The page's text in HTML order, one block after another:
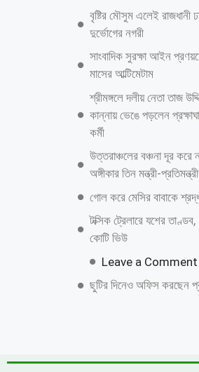
বৃষ্টির মৌসুম এলেই রাজধানী
দুর্ভোগের নগরী
সাংবাদিক সুরক্ষা আইন
মাসের আল্টিমেটাম
শ্রীমঙ্গলে দলীয় নেতা তাজ
কান্নায় ভেঙে পড়লেন
কর্মী
উত্তরাঞ্চলের বঞ্চনা দূর করে
অঙ্গীকার তিন মন্ত্রী-
গোল করে মেসির বাবাকে
টক্সিক ট্রেলারে যশের
কোটি ভিউ
Leave a
ছুটির দিনেও অফিস করছেন